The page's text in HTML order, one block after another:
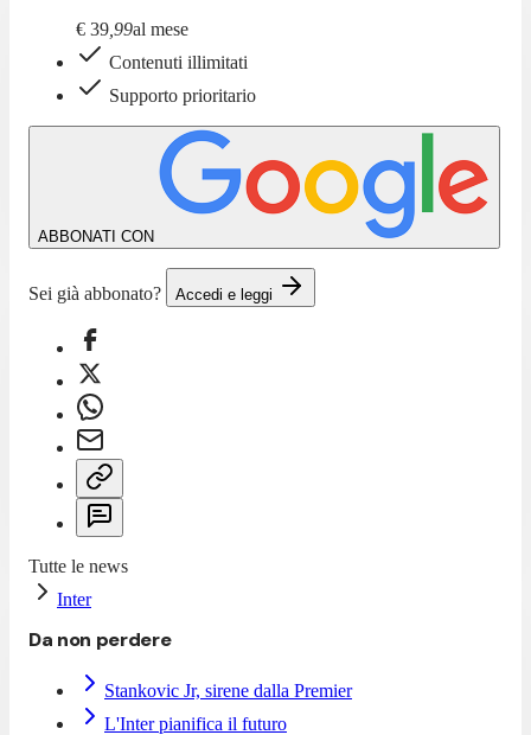
€ 39 99al mese
Contenuti illimitati
Supporto prioritario
ABBONATI CON
Sei già abbonato? Accedi e leggi
Tutte le news
Inter
Da non perdere
Stankovic Jr, sirene dalla Premier
L'Inter pianifica il futuro